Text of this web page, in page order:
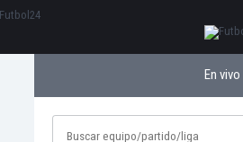
En vivo